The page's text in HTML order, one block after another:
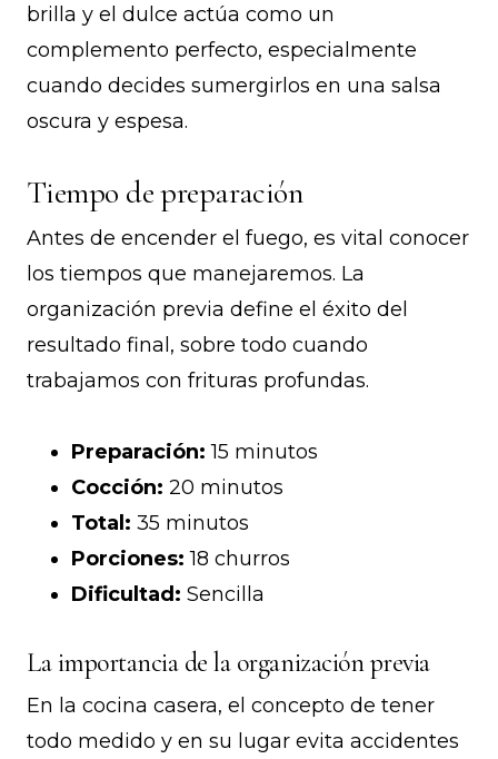
brilla y el dulce actúa como un
complemento perfecto, especialmente
cuando decides sumergirlos en una salsa
oscura y espesa.
Tiempo de preparación
Antes de encender el fuego, es vital conocer
los tiempos que manejaremos. La
organización previa define el éxito del
resultado final, sobre todo cuando
trabajamos con frituras profundas.
Preparación: 15 minutos
Cocción: 20 minutos
Total: 35 minutos
Porciones: 18 churros
Dificultad: Sencilla
La importancia de la organización previa
En la cocina casera, el concepto de tener
todo medido y en su lugar evita accidentes